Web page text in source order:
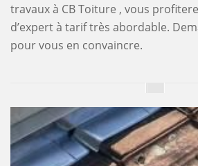
travaux à CB Toiture , vous
d’expert à tarif très abordable.
pour vous en convaincre.